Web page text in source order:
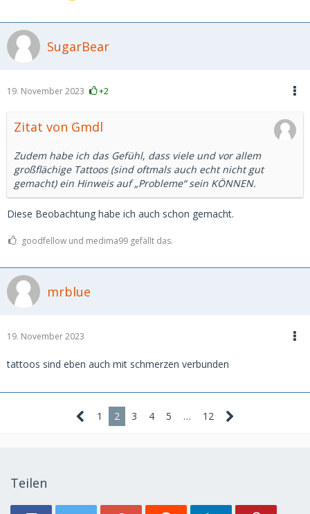
SugarBear
19. November 2023 +2
Zitat von Gmdl
Zudem habe ich das Gefühl, dass viele und vor allem
großflächige Tattoos (sind oftmals auch echt nicht gut
gemacht) ein Hinweis auf „Probleme“ sein KÖNNEN.
Diese Beobachtung habe ich auch schon gemacht.
goodfellow und medima99 gefällt das.
mrblue
19. November 2023
tattoos sind eben auch mit schmerzen verbunden
1 2 3 4 5 … 12
Teilen